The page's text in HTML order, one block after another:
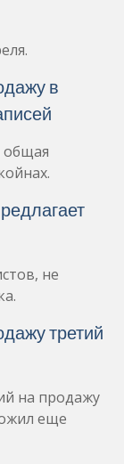
в
общая
не
третий
на продажу
еще